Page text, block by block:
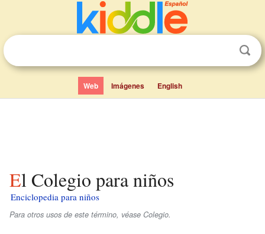
Web Imágenes English
El Colegio para niños
Enciclopedia para niños
Para otros usos de este término, véase Colegio.